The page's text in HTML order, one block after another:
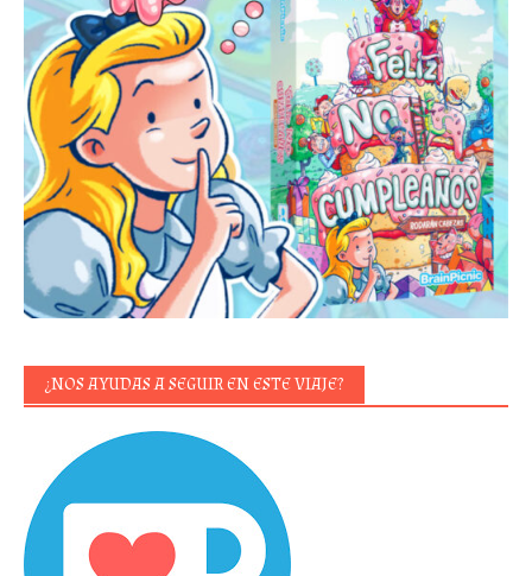
¿NOS AYUDAS A SEGUIR EN ESTE VIAJE?